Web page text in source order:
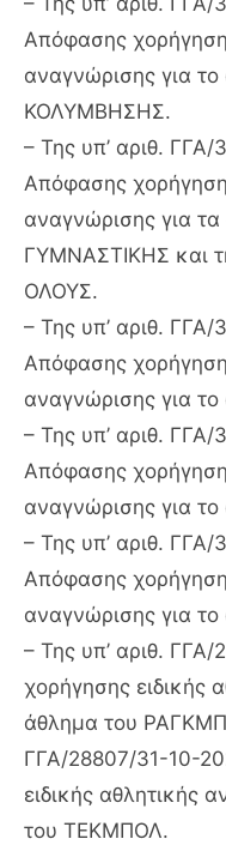
Απόφασης
αναγνώρισης για
ΚΟΛΥΜΒΗΣΗΣ.
– Της υπ’ αριθ.
Απόφασης
αναγνώρισης για
ΓΥΜΝΑΣΤΙΚΗΣ και
ΟΛΟΥΣ.
– Της υπ’ αριθ.
Απόφασης
αναγνώρισης για
– Της υπ’ αριθ.
Απόφασης
αναγνώρισης για
– Της υπ’ αριθ.
Απόφασης
αναγνώρισης για
– Της υπ’ αριθ.
χορήγησης ειδικής
άθλημα του
ΓΓΑ/28807/31-10-
ειδικής αθλητικής
του ΤΕΚΜΠΟΛ.